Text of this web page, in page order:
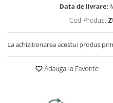
Ingrijire personala
Uscatoare de par
Placi de indreptat parul
Data de livrare:
Cod Produs:
La achizitionarea acestui produs
Adauga la Favorite